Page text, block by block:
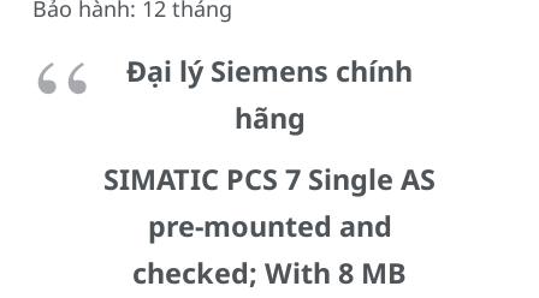
Bảo hành: 12 tháng
Đại lý Siemens chính
hãng
SIMATIC PCS 7 Single AS
pre-mounted and
checked; With 8 MB